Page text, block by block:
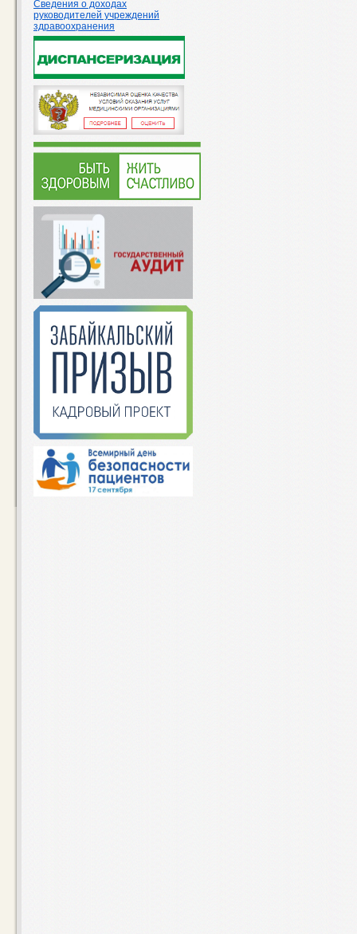
Сведения о доходах
руководителей учреждений
здравоохранения